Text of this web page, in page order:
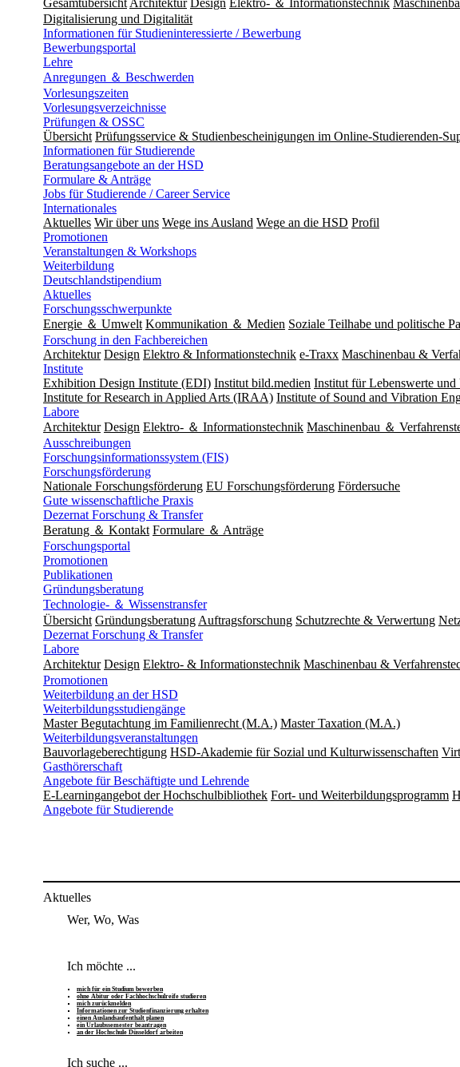
Digitalisierung und Digitalität
Informationen für Studieninteressierte / Bewerbung
Bewerbungsportal
Lehre
Anregungen ＆ Beschwerden
Vorlesungszeiten
Vorlesungsverzeichnisse
Prüfungen & OSSC
Übersicht Prüfungsservice & Studienbescheinigungen im Online-Studierenden-
Informationen für Studierende
Beratungsangebote an der HSD
Formulare & Anträge
Jobs für Studierende / Career Service
Internationales
Aktuelles Wir über uns Wege ins Ausland Wege an die HSD Profil
Promotionen
Veranstaltungen & Workshops
Weiterbildung
Deutschlandstipendium
Aktuelles
Forschungsschwerpunkte
Energie ＆ Umwelt Kommunikation ＆ Medien Soziale Teilhabe und politische
Forschung in den Fachbereichen
Architektur Design Elektro & Informationstechnik e-Traxx Maschinenbau &
Institute
Exhibition Design Institute (EDI) Institut bild.medien Institut für Lebenswerte
Institute for Research in Applied Arts (IRAA) Institute of Sound and Vibration
Labore
Architektur Design Elektro- ＆ Informationstechnik Maschinenbau ＆
Ausschreibungen
Forschungsinformationssystem (FIS)
Forschungsförderung
Nationale Forschungsförderung EU Forschungsförderung Fördersuche
Gute wissenschaftliche Praxis
Dezernat Forschung & Transfer
Beratung ＆ Kontakt Formulare ＆ Anträge
Forschungsportal
Promotionen
Publikationen
Gründungsberatung
Technologie- ＆ Wissenstransfer
Übersicht Gründungsberatung Auftragsforschung Schutzrechte & Verwertung
Dezernat Forschung & Transfer
Labore
Architektur Design Elektro- & Informationstechnik Maschinenbau &
Promotionen
Weiterbildung an der HSD
Weiterbildungsstudiengänge
Master Begutachtung im Familienrecht (M.A.) Master Taxation (M.A.)
Weiterbildungsveranstaltungen
Bauvorlageberechtigung HSD-Akademie für Sozial und Kulturwissenschaften
Gasthörerschaft
Angebote für Beschäftigte und Lehrende
E-Learningangebot der Hochschulbibliothek Fort- und Weiterbildungsprogramm
Angebote für Studierende
Aktuelles
Wer, Wo, Was
Ich möchte ...
mich für ein Studium bewerben
ohne Abitur oder Fachhochschulreife studieren
mich zurückmelden
Informationen zur Studienfinanzierung erhalten
einen Auslandsaufenthalt planen
ein Urlaubssemester beantragen
an der Hochschule Düsseldorf arbeiten
Ich suche ...